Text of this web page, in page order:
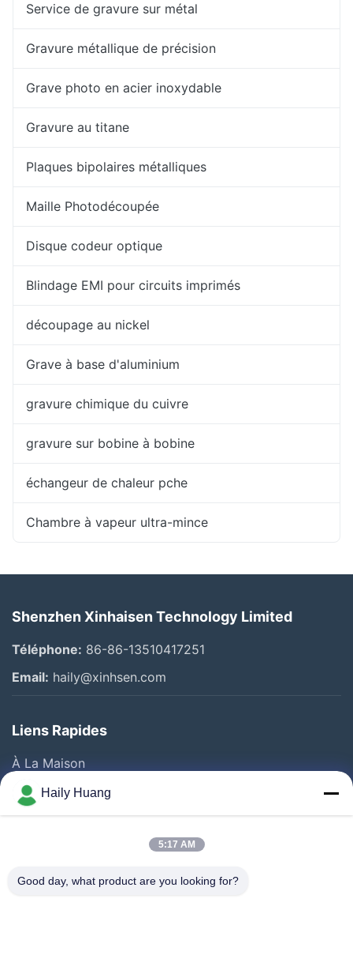
Service de gravure sur métal
Gravure métallique de précision
Grave photo en acier inoxydable
Gravure au titane
Plaques bipolaires métalliques
Maille Photodécoupée
Disque codeur optique
Blindage EMI pour circuits imprimés
découpage au nickel
Grave à base d'aluminium
gravure chimique du cuivre
gravure sur bobine à bobine
échangeur de chaleur pche
Chambre à vapeur ultra-mince
Shenzhen Xinhaisen Technology Limited
Téléphone: 86-86-13510417251
Email: haily@xinhsen.com
Liens Rapides
À La Maison
Produits
Vidéos
Visite D'usine
Haily Huang
5:17 AM
Good day, what product are you looking for?